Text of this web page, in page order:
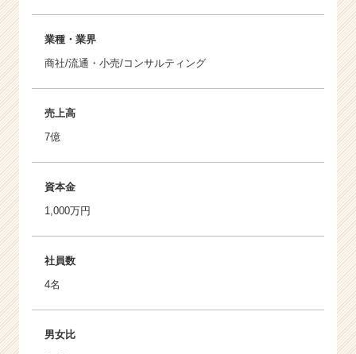
業種・業界
商社/流通・小売/コンサルティング
売上高
7億
資本金
1,000万円
社員数
4名
男女比